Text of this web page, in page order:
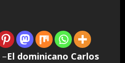
–El dominicano Carlos